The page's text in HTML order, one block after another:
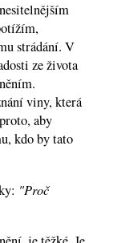
strádání. V
ze života
viny, která
aby
kdo by tato
"Proč